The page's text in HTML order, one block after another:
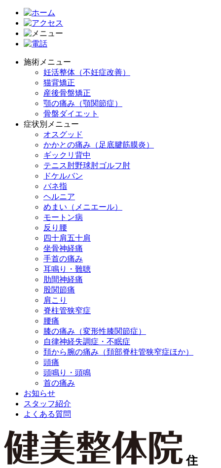
施術メニュー
妊活整体（不妊症改善）
猫背矯正
産後骨盤矯正
顎の痛み（顎関節症）
骨盤ダイエット
症状別メニュー
オスグッド
かかとの痛み（足底腱筋膜炎）
ギックリ背中
テニス肘野球肘ゴルフ肘
ドケルバン
バネ指
ヘルニア
めまい（メニエール）
モートン病
反り腰
四十肩五十肩
坐骨神経痛
手首の痛み
耳鳴り・難聴
肋間神経痛
股関節痛
肩こり
脊柱管狭窄症
腰痛
膝の痛み（変形性膝関節症）
自律神経失調症・不眠症
頚から腕の痛み（頚部脊柱管狭窄症ほか）
頭痛
頭鳴り・頭鳴
首の痛み
お知らせ
スタッフ紹介
よくある質問
住